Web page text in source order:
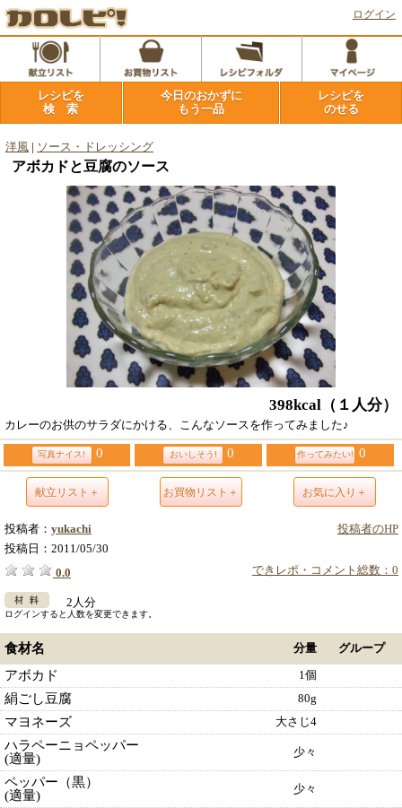
ログイン
レシピを
検 索
今日のおかずに
もう一品
レシピを
のせる
洋風 ソース・ドレッシング
アボカドと豆腐のソース
398kcal （１人分）
カレーのお供のサラダにかける、こんなソースを作ってみました♪
写真ナイス! 0 おいしそう! 0 作ってみたい! 0
献立リスト＋ お買物リスト＋ お気に入り＋
投稿者のHP
投稿者： yukachi
投稿日： 2011/05/30
できレポ・コメント総数：0
0.0
2人分
ログインすると人数を変更できます。
食材名 分量 グループ
アボカド 1個
絹ごし豆腐 80g
マヨネーズ 大さじ4
ハラペーニョペッパー
(適量)
少々
ペッパー（黒）
(適量)
少々